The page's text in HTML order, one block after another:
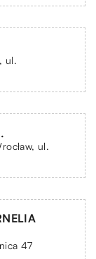
ul.
ul.
47